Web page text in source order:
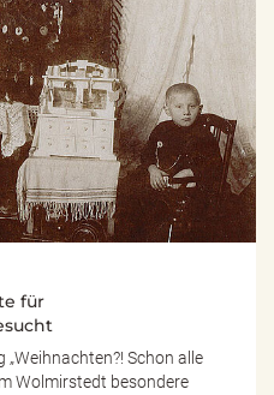
für
Schon alle
Wolmirstedt besondere